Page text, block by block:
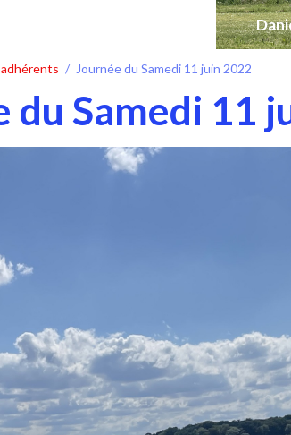
Journée du Samedi 11 juin 2022
du Samedi 11